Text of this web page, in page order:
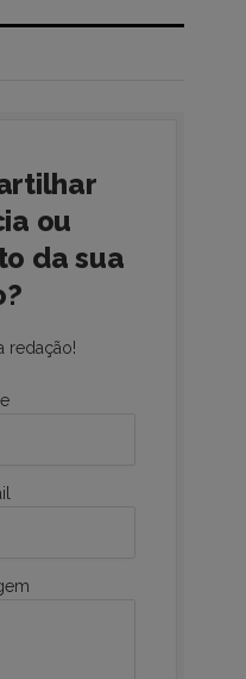
ou
da sua
redação!